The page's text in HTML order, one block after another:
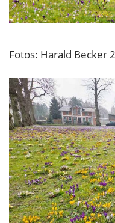
Fotos: Harald Becker